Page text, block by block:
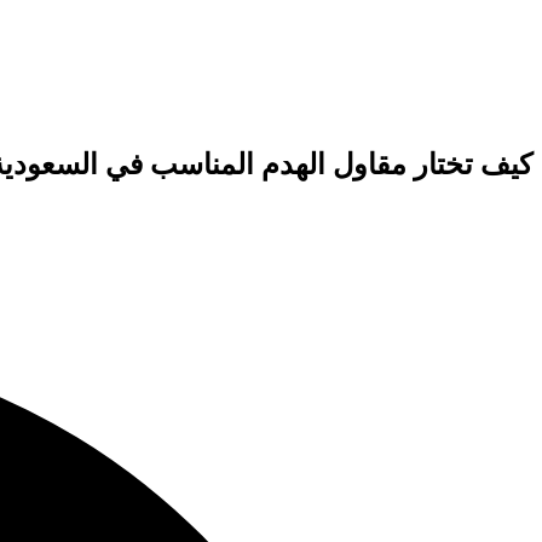
كيف تختار مقاول الهدم المناسب في